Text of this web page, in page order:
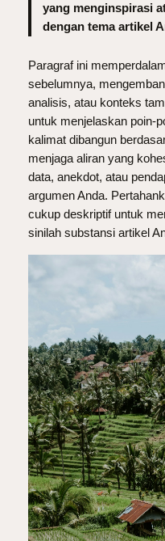
yang menginspirasi
dengan tema artikel
Paragraf ini
sebelumnya,
analisis, atau konteks
untuk menjelaskan poin-
kalimat dibangun
menjaga aliran yang
data, anekdot, atau
argumen Anda.
cukup deskriptif untuk
sinilah substansi artikel